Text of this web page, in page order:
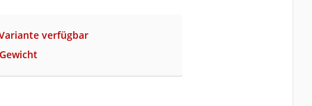
verfügbar